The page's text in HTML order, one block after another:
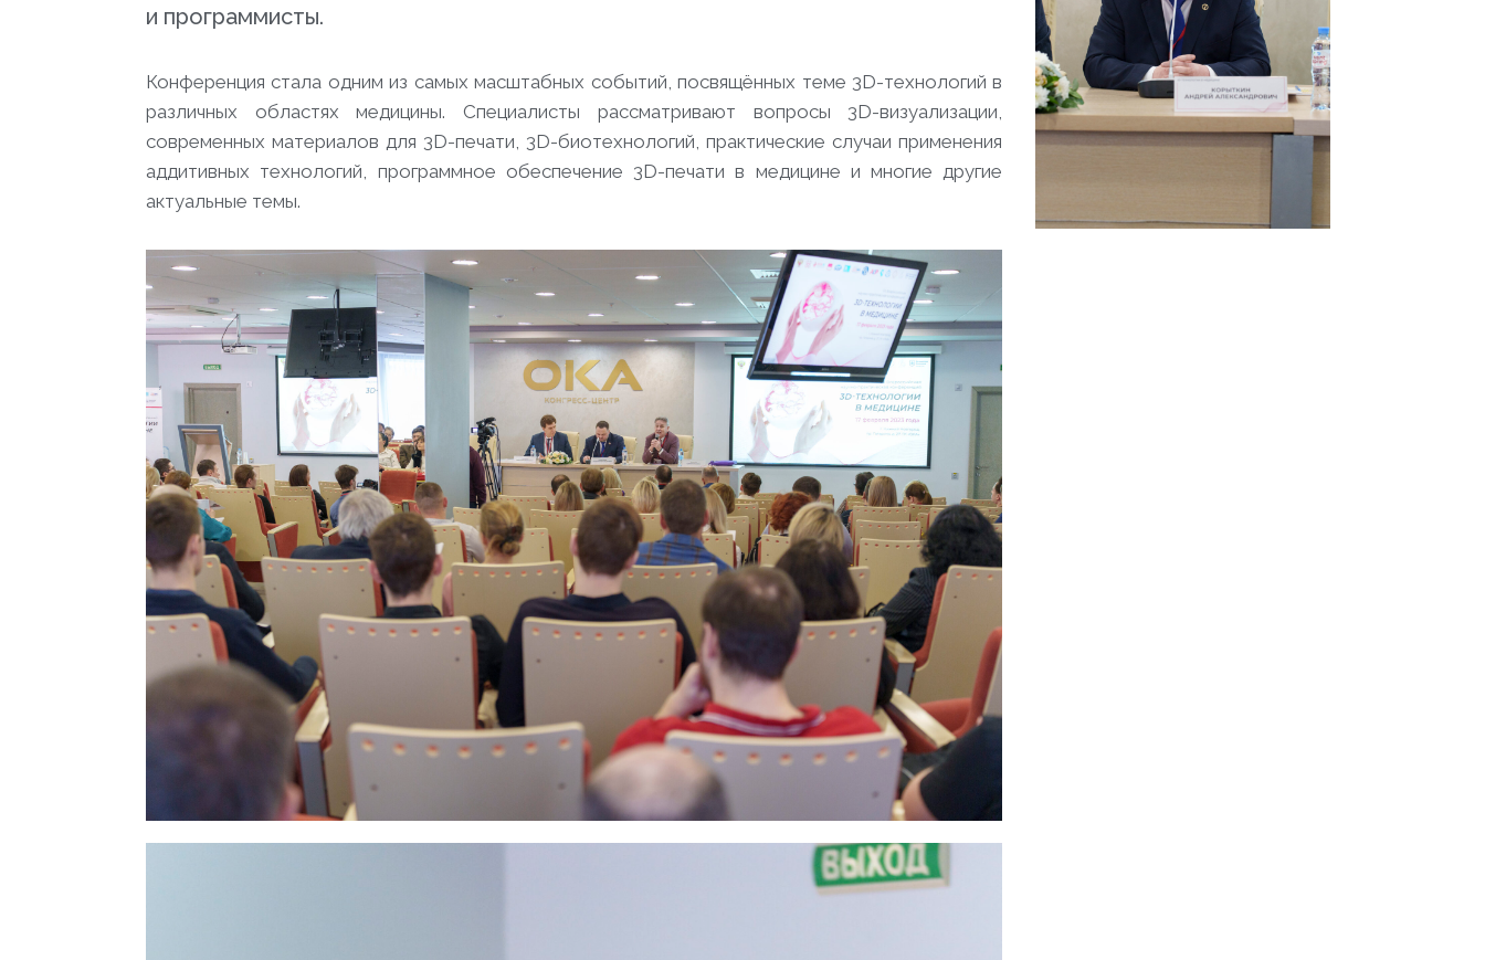
и программисты.
Конференция стала одним из самых масштабных событий, посвящённых теме 3D-технологий в
различных областях медицины. Специалисты рассматривают вопросы 3D-визуализации,
современных материалов для 3D-печати, 3D-биотехнологий, практические случаи применения
аддитивных технологий, программное обеспечение 3D-печати в медицине и многие другие
актуальные темы.